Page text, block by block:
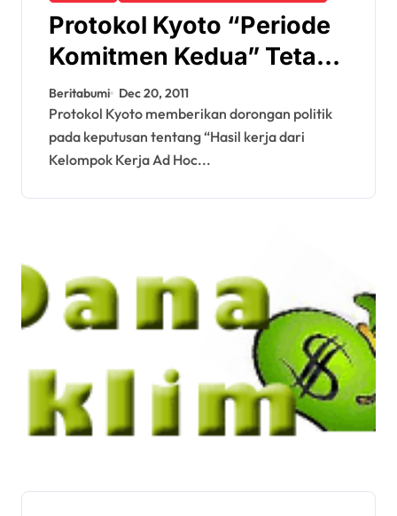
Protokol Kyoto “Periode
Komitmen Kedua” Tetap
Tidak Menentu
Beritabumi Dec 20, 2011
Protokol Kyoto memberikan dorongan politik
pada keputusan tentang “Hasil kerja dari
Kelompok Kerja Ad Hoc...